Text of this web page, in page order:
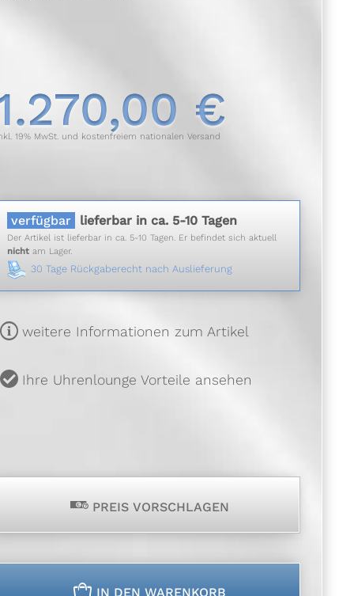
€
19% MwSt. und kostenfreiem nationalen Versand
verfügbar lieferbar in ca. 5-10 Tagen
Der Artikel ist lieferbar in ca. 5-10 Tagen. Er befindet sich aktuell
nichtam Lager.
30 Tage Rückgaberecht nach Auslieferung
weitere Informationen zum Artikel
Ihre Uhrenlounge Vorteile ansehen
p PREIS VORSCHLAGEN
n IN DEN WARENKORB